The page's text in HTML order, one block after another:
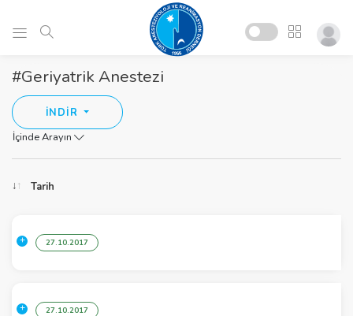
#Geriyatrik Anestezi
İNDİR
İçinde Arayın
Tarih
27.10.2017
27.10.2017